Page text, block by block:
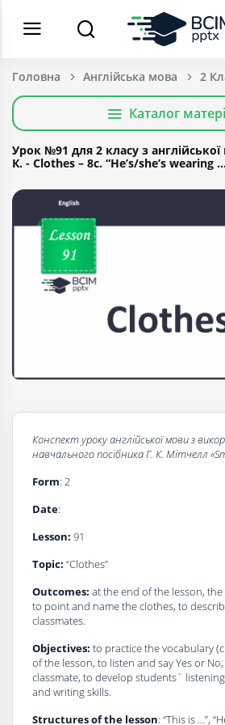
Головна Англійська мова 2
Каталог
Урок №91 для 2 класу з
К. - Clothes – 8c. “He’s/she’s wearing
Конспект урокуaнглійської мови з
навчального посібникаГ. К. Мітчелл
Form: 2
Date:
Lesson: 91
Topic: “Clothes”
Outcomes: at the end of the lesson,
to point and name the clothes, to
classmates.
Objectives: to practice the vocabulary
of the lesson, to listen and say Yes or
classmate, to develop students`
and writing skills.
Structures of the lesson: “This is …”,